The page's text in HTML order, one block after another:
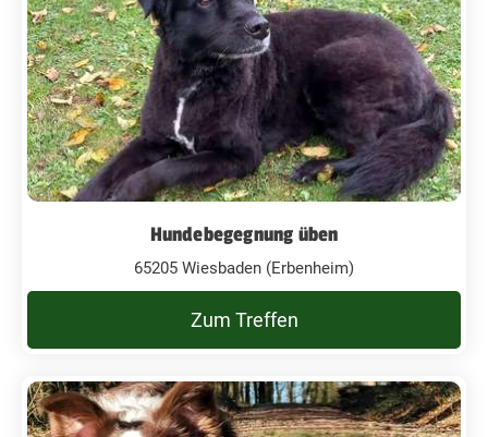
Hundebegegnung üben
65205 Wiesbaden (Erbenheim)
Zum Treffen